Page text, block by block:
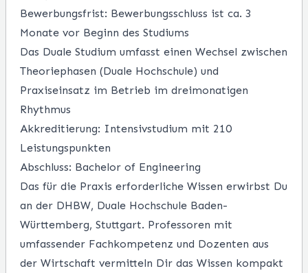
Bewerbungsfrist: Bewerbungsschluss ist ca. 3
Monate vor Beginn des Studiums
Das Duale Studium umfasst einen Wechsel zwischen
Theoriephasen (Duale Hochschule) und
Praxiseinsatz im Betrieb im dreimonatigen
Rhythmus
Akkreditierung: Intensivstudium mit 210
Leistungspunkten
Abschluss: Bachelor of Engineering
Das für die Praxis erforderliche Wissen erwirbst Du
an der DHBW, Duale Hochschule Baden-
Württemberg, Stuttgart. Professoren mit
umfassender Fachkompetenz und Dozenten aus
der Wirtschaft vermitteln Dir das Wissen kompakt